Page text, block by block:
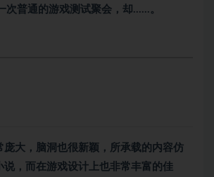
次普通的游戏测试聚会，却……。
庞大，脑洞也很新颖，所承载的内容仿
说，而在游戏设计上也非常丰富的佳